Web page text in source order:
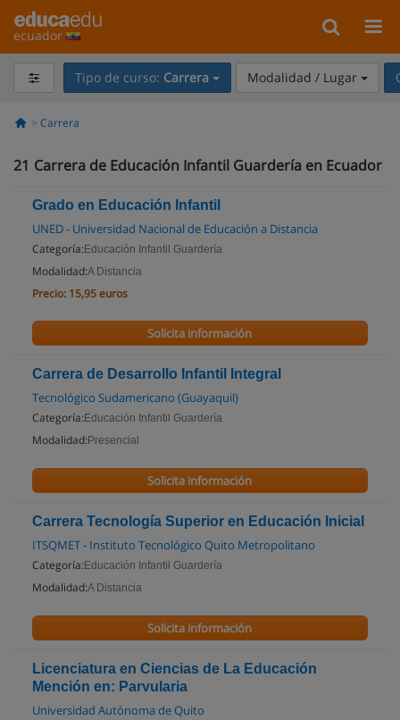
ecuador
Tipo de curso: Carrera Modalidad / Lugar
Carrera
21 Carrera de Educación Infantil Guardería en Ecuador
Grado en Educación Infantil
UNED - Universidad Nacional de Educación a Distancia
Categoría: Educación Infantil Guardería
Modalidad:A Distancia
Precio: 15,95 euros
Solicita información
Carrera de Desarrollo Infantil Integral
Tecnológico Sudamericano (Guayaquil)
Categoría: Educación Infantil Guardería
Modalidad: Presencial
Solicita información
Carrera Tecnología Superior en Educación Inicial
ITSQMET - Instituto Tecnológico Quito Metropolitano
Categoría: Educación Infantil Guardería
Modalidad:A Distancia
Solicita información
Licenciatura en Ciencias de La Educación
Mención en: Parvularia
Universidad Autónoma de Quito